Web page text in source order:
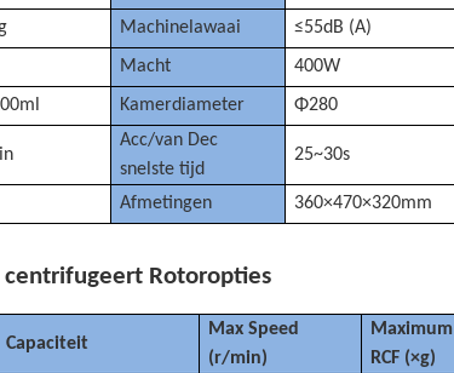
Machinelawaai
≤55dB (A)
Macht
400W
Kamerdiameter Φ280
Acc/van Dec
snelste tijd
25~30s
Afmetingen 360×470×320mm
Rotoropties
Capaciteit
Max Speed
(r/min)
Maximum
RCF (×g)